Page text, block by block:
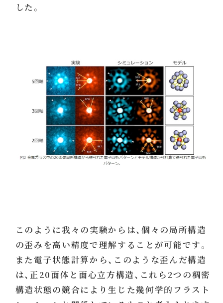
した。
このように我々の実験からは、個々の局所構造
の歪みを高い精度で理解することが可能です。
また電子状態計算から、このような歪んだ構造
は、正20面体と面心立方構造、これら2つの稠密
構造状態の競合により生じた幾何学的フラスト